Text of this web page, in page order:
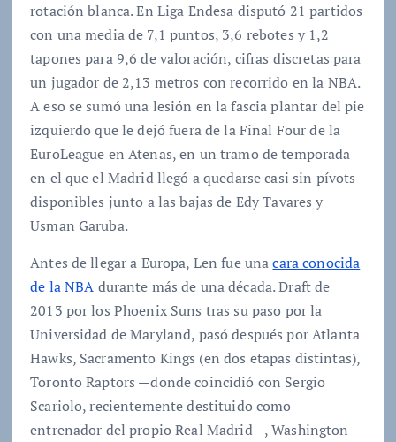
rotación blanca. En Liga Endesa disputó 21 partidos
con una media de 7,1 puntos, 3,6 rebotes y 1,2
tapones para 9,6 de valoración, cifras discretas para
un jugador de 2,13 metros con recorrido en la NBA.
A eso se sumó una lesión en la fascia plantar del pie
izquierdo que le dejó fuera de la Final Four de la
EuroLeague en Atenas, en un tramo de temporada
en el que el Madrid llegó a quedarse casi sin pívots
disponibles junto a las bajas de Edy Tavares y
Usman Garuba.
Antes de llegar a Europa, Len fue unacara conocida
de la NBA durante más de una década. Draft de
2013 por los Phoenix Suns tras su paso por la
Universidad de Maryland, pasó después por Atlanta
Hawks, Sacramento Kings (en dos etapas distintas),
Toronto Raptors —donde coincidió con Sergio
Scariolo, recientemente destituido como
entrenador del propio Real Madrid—, Washington